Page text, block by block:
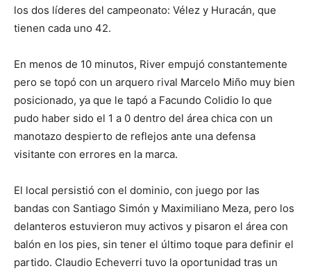
los dos líderes del campeonato: Vélez y Huracán, que
tienen cada uno 42.
En menos de 10 minutos, River empujó constantemente
pero se topó con un arquero rival Marcelo Miño muy bien
posicionado, ya que le tapó a Facundo Colidio lo que
pudo haber sido el 1 a 0 dentro del área chica con un
manotazo despierto de reflejos ante una defensa
visitante con errores en la marca.
El local persistió con el dominio, con juego por las
bandas con Santiago Simón y Maximiliano Meza, pero los
delanteros estuvieron muy activos y pisaron el área con
balón en los pies, sin tener el último toque para definir el
partido. Claudio Echeverri tuvo la oportunidad tras un